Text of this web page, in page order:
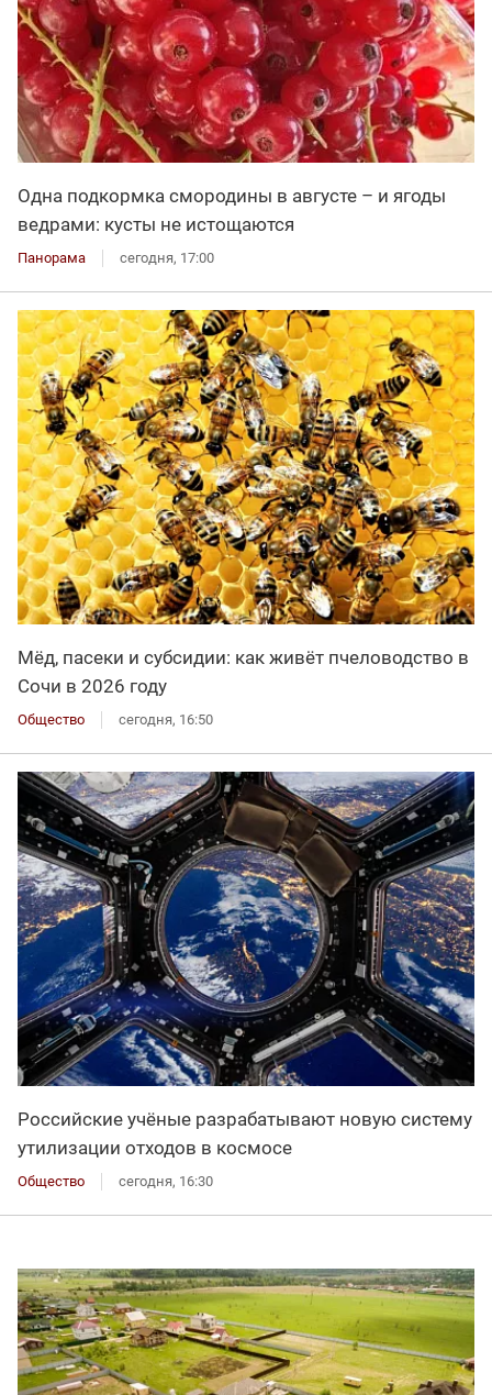
Одна подкормка смородины в августе – и ягоды
ведрами: кусты не истощаются
Панорама сегодня, 17:00
Мёд, пасеки и субсидии: как живёт пчеловодство в
Сочи в 2026 году
Общество сегодня, 16:50
Российские учёные разрабатывают новую систему
утилизации отходов в космосе
Общество сегодня, 16:30